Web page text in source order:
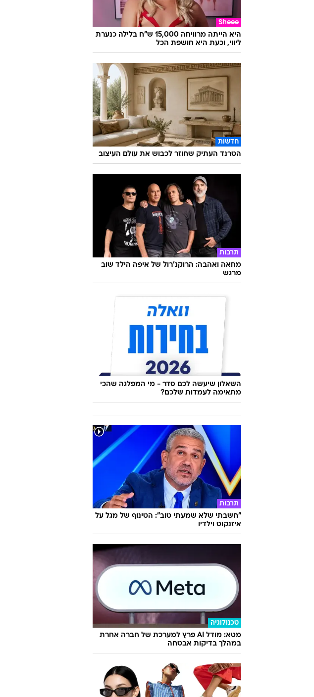
Sheee
היא הייתה מרוויחה 15,000 ש"ח בלילה כנערת
ליווי, וכעת היא חושפת הכל
חדשות
הטרנד העתיק שחוזר לכבוש את עולם העיצוב
תרבות
מחאה ואהבה: הרוקנ'רול של איפה הילד שוב
מרגש
השאלון שיעשה לכם סדר - מי המפלגה שהכי
מתאימה לעמדות שלכם?
תרבות
"חשבתי שלא שמעתי טוב": הטינוף של מגל על
איזנקוט וילדיו
טכנולוגיה
מטא: מודל AI פרץ למערכת של חברה אחרת
במהלך בדיקות אבטחה